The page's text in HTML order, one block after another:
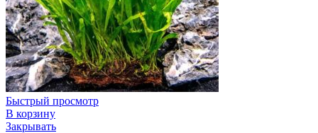
Быстрый просмотр
В корзину
Закрывать